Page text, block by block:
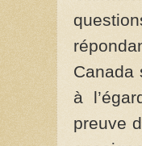
Canada
à
preuve